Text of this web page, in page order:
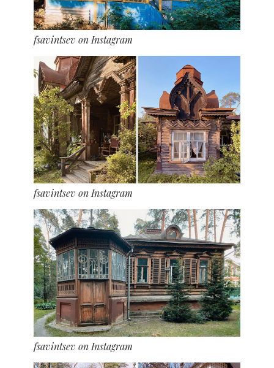
fsavintsev on Instagram
fsavintsev on Instagram
fsavintsev on Instagram